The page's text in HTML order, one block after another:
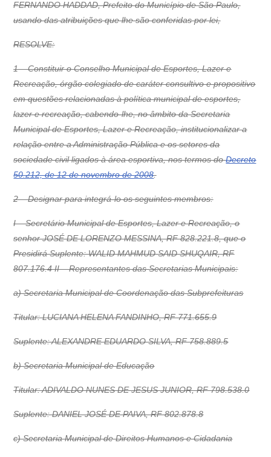
FERNANDO HADDAD, Prefeito do Município de São Paulo,
usando das atribuições que lhe são conferidas por lei,
RESOLVE:
1 – Constituir o Conselho Municipal de Esportes, Lazer e
Recreação, órgão colegiado de caráter consultivo e propositivo
em questões relacionadas à política municipal de esportes,
lazer e recreação, cabendo-lhe, no âmbito da Secretaria
Municipal de Esportes, Lazer e Recreação, institucionalizar a
relação entre a Administração Pública e os setores da
sociedade civil ligados à área esportiva, nos termos doDecreto
50.212, de 12 de novembro de 2008.
2 – Designar para integrá-lo os seguintes membros:
I – Secretário Municipal de Esportes, Lazer e Recreação, o
senhor JOSÉ DE LORENZO MESSINA, RF 828.221.8, que o
Presidirá Suplente: WALID MAHMUD SAID SHUQAIR, RF
807.176.4 II – Representantes das Secretarias Municipais:
a) Secretaria Municipal de Coordenação das Subprefeituras
Titular: LUCIANA HELENA FANDINHO, RF 771.655.9
Suplente: ALEXANDRE EDUARDO SILVA, RF 758.889.5
b) Secretaria Municipal de Educação
Titular: ADIVALDO NUNES DE JESUS JUNIOR, RF 798.538.0
Suplente: DANIEL JOSÉ DE PAIVA, RF 802.878.8
c) Secretaria Municipal de Direitos Humanos e Cidadania